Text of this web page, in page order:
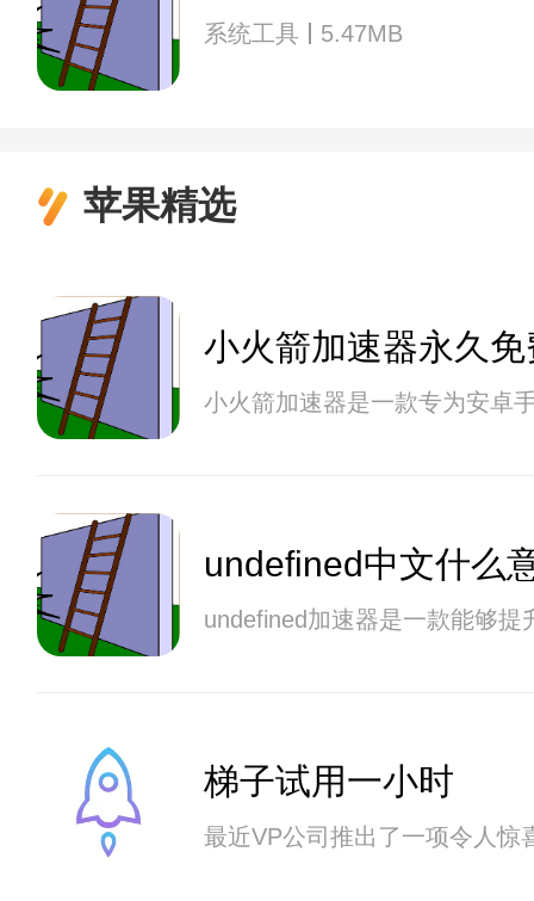
系统工具 5.47MB
苹果精选
小火箭加速器永久
小火箭加速器是一款专为安卓
undefined中文什么
undefined加速器是一款能够
梯子试用一小时
最近VP公司推出了一项令人惊